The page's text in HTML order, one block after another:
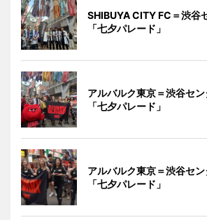
SHIBUYA CITY FC＝渋谷
「七夕パレード」
アルバルク東京＝渋谷セ
「七夕パレード」
アルバルク東京＝渋谷セ
「七夕パレード」